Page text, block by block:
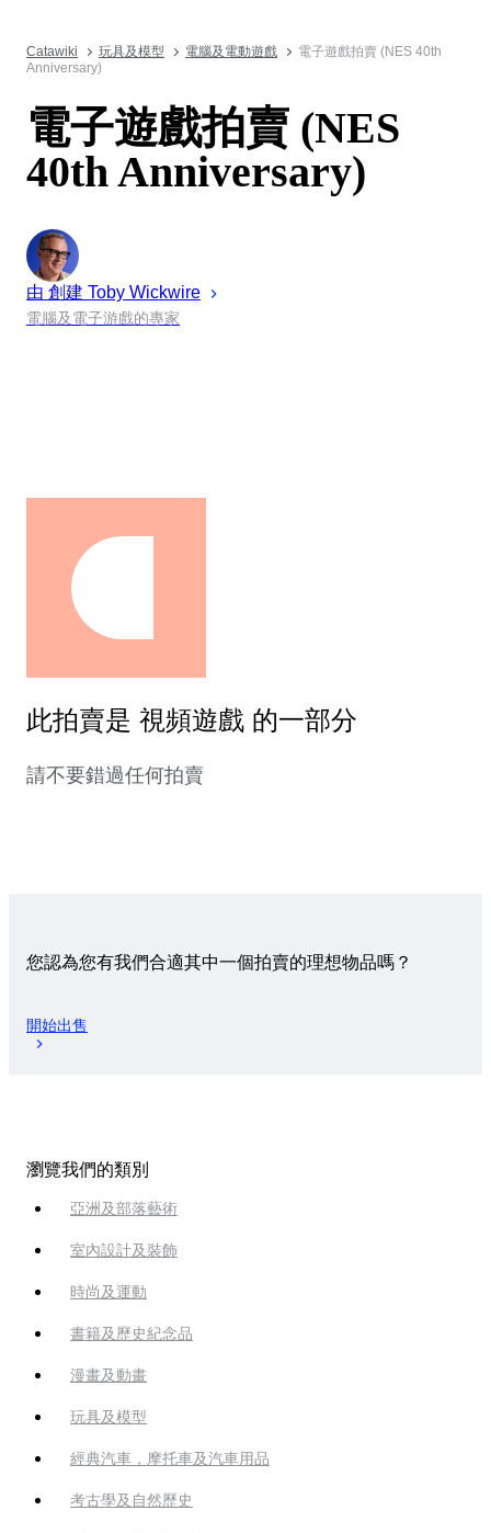
Catawiki 玩具及模型 電腦及電動遊戲
電子遊戲拍賣 (NES 40th
Anniversary)
電子遊戲拍賣 (NES
40th Anniversary)
由 創建 Toby Wickwire
電腦及電子游戲的專家
此拍賣是 視頻遊戲 的一部分
請不要錯過任何拍賣
您認為您有我們合適其中一個拍賣的理想物品嗎？
開始出售
瀏覽我們的類別
亞洲及部落藝術
室內設計及裝飾
時尚及運動
書籍及歷史紀念品
漫畫及動畫
玩具及模型
經典汽車，摩托車及汽車用品
考古學及自然歷史